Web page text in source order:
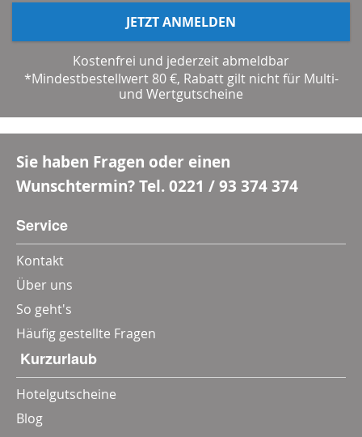
JETZT ANMELDEN
Kostenfrei und jederzeit abmeldbar
*Mindestbestellwert 80 €, Rabatt gilt nicht für Multi-
und Wertgutscheine
Sie haben Fragen oder einen
Wunschtermin? Tel.0221 / 93 374 374
Service
Kontakt
Über uns
So geht's
Häufig gestellte Fragen
‎ Kurzurlaub
Hotelgutscheine
Blog